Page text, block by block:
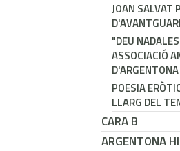
JOAN SALVAT
"DEU
ASSOCIACIÓ
D'ARGENTONA
POESIA
LLARG DEL
CARA B
ARGENTONA